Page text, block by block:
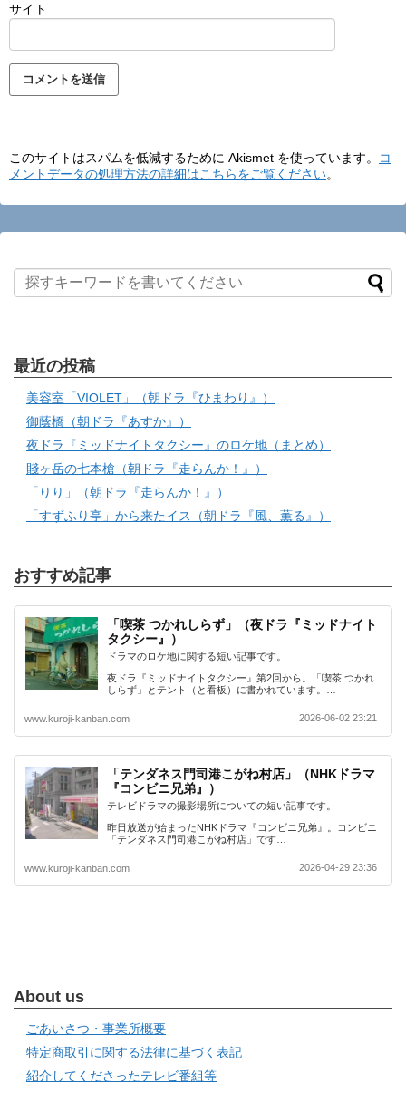
サイト
このサイトはスパムを低減するために Akismet を使っています。
コ
メントデータの処理方法の詳細はこちらをご覧ください。
最近の投稿
美容室「VIOLET」（朝ドラ『ひまわり』）
御蔭橋（朝ドラ『あすか』）
夜ドラ『ミッドナイトタクシー』のロケ地（まとめ）
賤ヶ岳の七本槍（朝ドラ『走らんか！』）
「りり」（朝ドラ『走らんか！』）
「すずふり亭」から来たイス（朝ドラ『風、薫る』）
おすすめ記事
「喫茶 つかれしらず」（夜ドラ『ミッドナイト
タクシー』）
ドラマのロケ地に関する短い記事です。
夜ドラ『ミッドナイトタクシー』第2回から。「喫茶 つかれ
しらず」とテント（と看板）に書かれています。…
www.kuroji-kanban.com 2026-06-02 23:21
「テンダネス門司港こがね村店」（NHKドラマ
『コンビニ兄弟』）
テレビドラマの撮影場所についての短い記事です。
昨日放送が始まったNHKドラマ『コンビニ兄弟』。コンビニ
「テンダネス門司港こがね村店」です…
www.kuroji-kanban.com 2026-04-29 23:36
About us
ごあいさつ・事業所概要
特定商取引に関する法律に基づく表記
紹介してくださったテレビ番組等